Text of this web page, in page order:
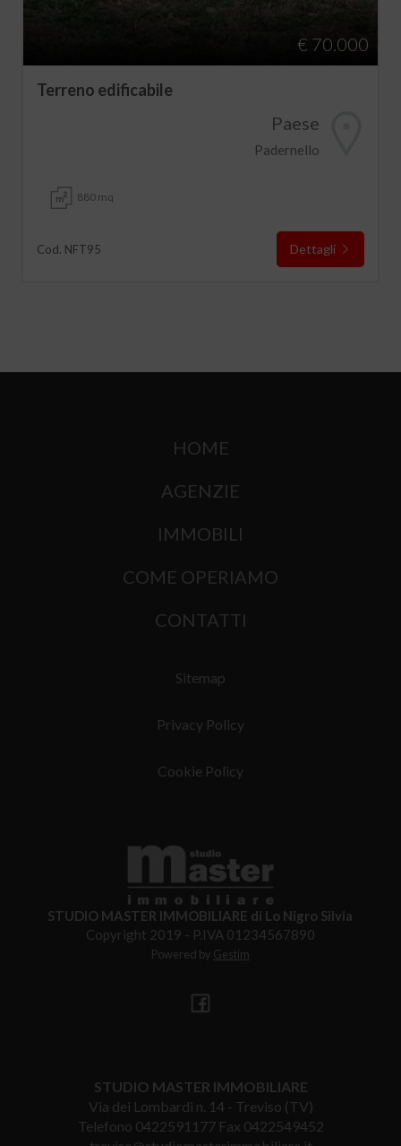
€ 70.000
Terreno edificabile
Paese
Padernello
880 mq
Cod. NFT95 Dettagli
HOME
AGENZIE
IMMOBILI
COME OPERIAMO
CONTATTI
Sitemap
Privacy Policy
Cookie Policy
STUDIO MASTER IMMOBILIARE di Lo Nigro Silvia
Copyright 2019 - P.IVA 01234567890
Powered by Gestim
STUDIO MASTER IMMOBILIARE
Via dei Lombardi n. 14 - Treviso (TV)
Telefono 0422591177Fax 0422549452